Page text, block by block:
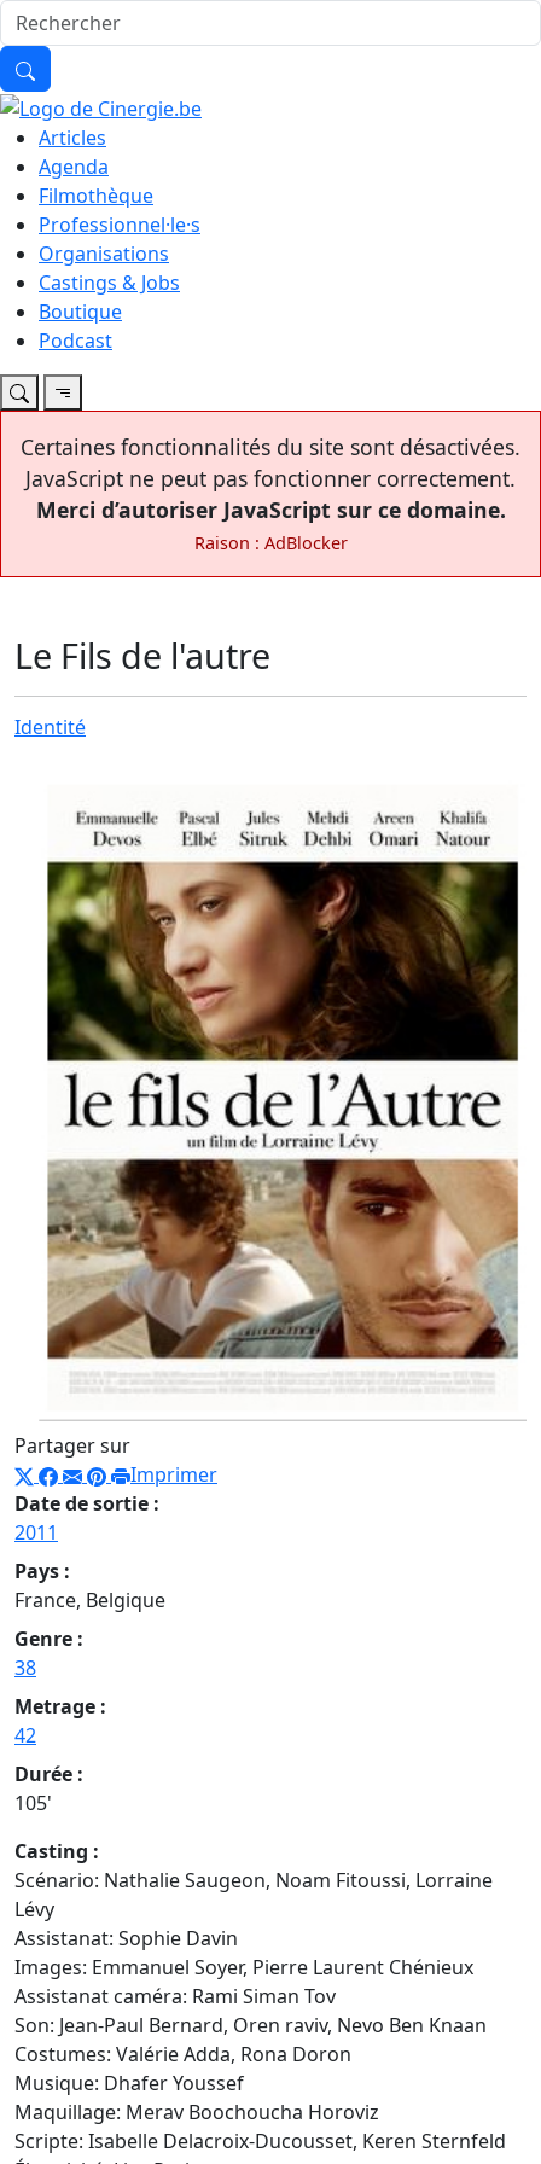
Articles
Agenda
Filmothèque
Professionnel·le·s
Organisations
Castings & Jobs
Boutique
Podcast
Certaines fonctionnalités du site sont désactivées.
JavaScript ne peut pas fonctionner correctement.
Merci d’autoriser JavaScript sur ce domaine.
Raison : AdBlocker
Le Fils de l'autre
Identité
Partager sur
Imprimer
Date de sortie :
2011
Pays :
France, Belgique
Genre :
38
Metrage :
42
Durée :
105'
Casting :
Scénario: Nathalie Saugeon, Noam Fitoussi, Lorraine
Lévy
Assistanat: Sophie Davin
Images: Emmanuel Soyer, Pierre Laurent Chénieux
Assistanat caméra: Rami Siman Tov
Son: Jean-Paul Bernard, Oren raviv, Nevo Ben Knaan
Costumes: Valérie Adda, Rona Doron
Musique: Dhafer Youssef
Maquillage: Merav Boochoucha Horoviz
Scripte: Isabelle Delacroix-Ducousset, Keren Sternfeld